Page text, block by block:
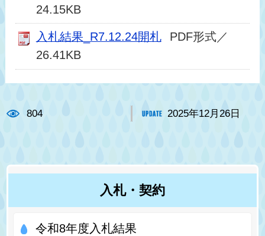
24.15KB
入札結果_R7.12.24開札
PDF形式／
26.41KB
804 2025年12月26日
入札・契約
令和8年度入札結果